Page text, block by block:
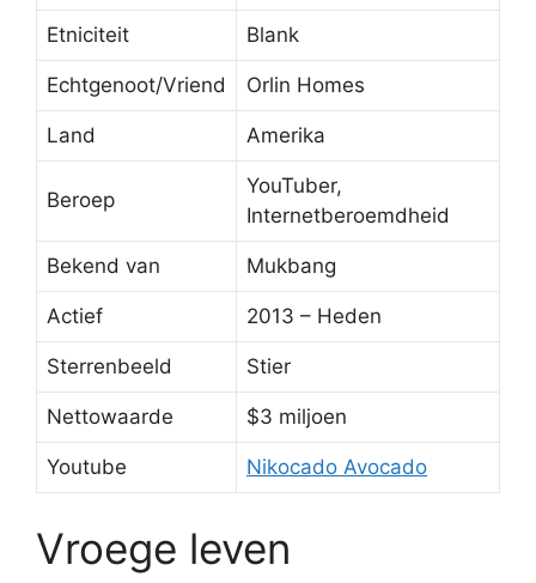
Etniciteit Blank
Echtgenoot/Vriend Orlin Homes
Land Amerika
Beroep
YouTuber,
Internetberoemdheid
Bekend van Mukbang
Actief 2013 – Heden
Sterrenbeeld Stier
Nettowaarde $3 miljoen
Youtube Nikocado Avocado
Vroege leven